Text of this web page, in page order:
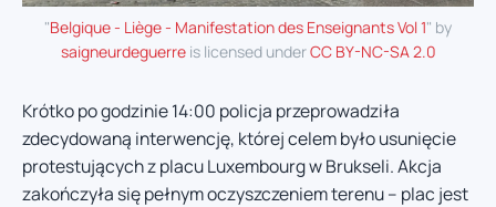
"Belgique - Liège - Manifestation des Enseignants Vol 1" by
saigneurdeguerreis licensed underCC BY-NC-SA 2.0
Krótko po godzinie 14:00 policja przeprowadziła
zdecydowaną interwencję, której celem było usunięcie
protestujących z placu Luxembourg w Brukseli. Akcja
zakończyła się pełnym oczyszczeniem terenu – plac jest